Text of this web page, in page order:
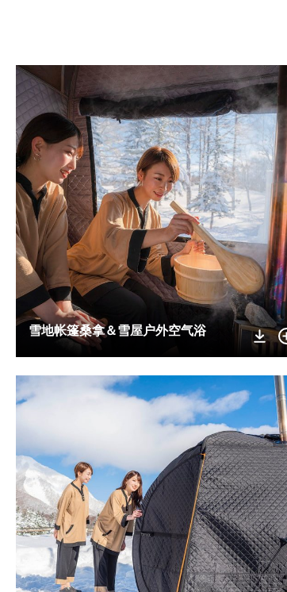
雪地帐篷桑拿＆雪屋户外空气浴